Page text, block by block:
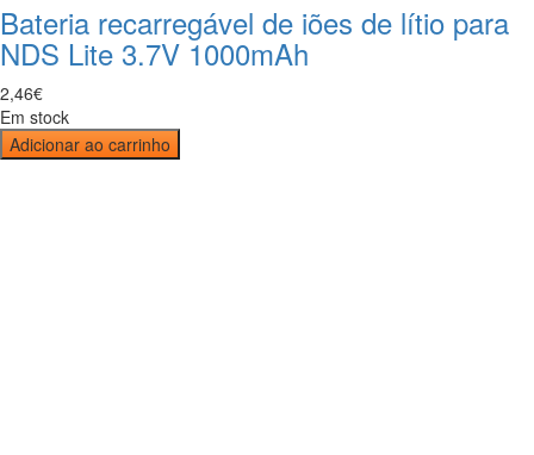
Bateria recarregável de iões de lítio para
NDS Lite 3.7V 1000mAh
2,46€
Em stock
Adicionar ao carrinho